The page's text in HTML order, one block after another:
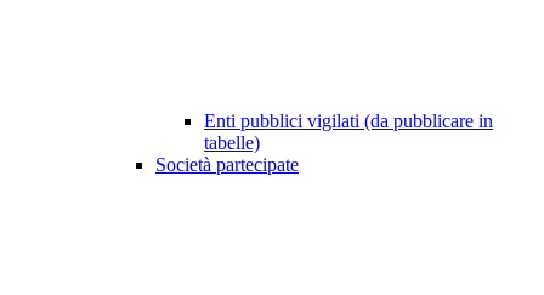
Enti pubblici vigilati (da pubblicare in
tabelle)
Società partecipate